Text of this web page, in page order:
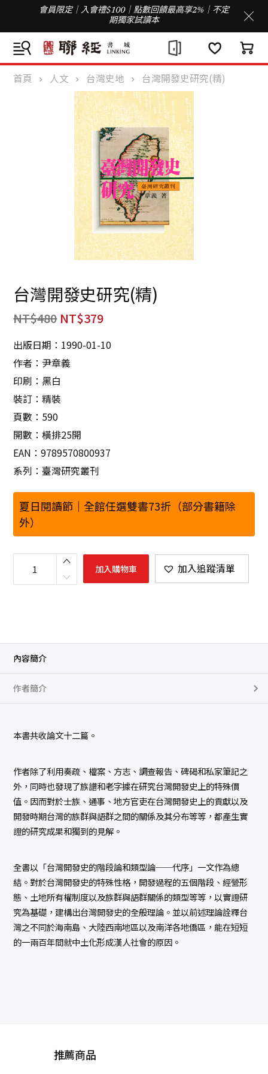
會員限定｜入會禮$100｜點數回饋最高享2%｜不定
期獨家試讀本
首頁 人文 台灣史地 台灣開發史研究(精)
台灣開發史研究(精)
NT$480 NT$379
出版日期：1990-01-10
作者：尹章義
印刷：黑白
裝訂：精裝
頁數：590
開數：橫排25開
EAN：9789570800937
系列：臺灣研究叢刊
夏日閱讀節｜全館任選雙書73折（部分書籍除
外）
台
發
數
加入購物車 加入追蹤清單
內容簡介
作者簡介
本書共收論文十二篇。
作者除了利用奏疏、檔案、方志、調查報告、碑碣和私家筆記之
外，同時也發現了族譜和老字據在研究台灣開發史上的特殊價
值。因而對於士族、通事、地方官吏在台灣開發史上的貢獻以及
開發時期台灣的族群與語群之間的關係及其分布等等，都產生實
證的研究成果和獨到的見解。
全書以「台灣開發史的階段論和類型論──代序」一文作為總
結。對於台灣開發史的特殊性格，開發過程的五個階段、經營形
態、土地所有權制度以及族群與語群關係的類型等等，以實證研
究為基礎，建構出台灣開發史的全般理論。並以前述理論詮釋台
灣之不同於海南島、大陸西南地區以及南洋各地僑區，能在短短
的一兩百年間就中土化形成漢人社會的原因。
推薦商品